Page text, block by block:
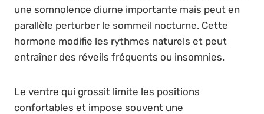
une somnolence diurne importante mais peut en
parallèle perturber le sommeil nocturne. Cette
hormone modifie les rythmes naturels et peut
entraîner des réveils fréquents ou insomnies.
Le ventre qui grossit limite les positions
confortables et impose souvent une